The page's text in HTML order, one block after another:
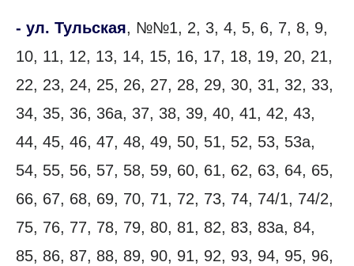
- ул. Тульская, №№1, 2, 3, 4, 5, 6, 7, 8, 9,
10, 11, 12, 13, 14, 15, 16, 17, 18, 19, 20, 21,
22, 23, 24, 25, 26, 27, 28, 29, 30, 31, 32, 33,
34, 35, 36, 36а, 37, 38, 39, 40, 41, 42, 43,
44, 45, 46, 47, 48, 49, 50, 51, 52, 53, 53а,
54, 55, 56, 57, 58, 59, 60, 61, 62, 63, 64, 65,
66, 67, 68, 69, 70, 71, 72, 73, 74, 74/1, 74/2,
75, 76, 77, 78, 79, 80, 81, 82, 83, 83а, 84,
85, 86, 87, 88, 89, 90, 91, 92, 93, 94, 95, 96,